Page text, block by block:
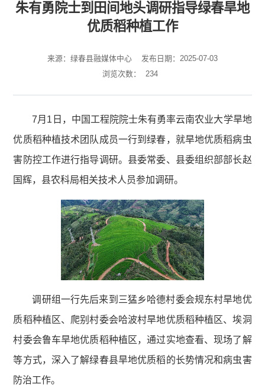
朱有勇院士到田间地头调研指导绿春旱地
优质稻种植工作
来源：绿春县融媒体中心
发布日期：2025-07-03
浏览次数：
234
7月1日，中国工程院院士朱有勇率云南农业大学旱地
优质稻种植技术团队成员一行到绿春，就旱地优质稻病虫
害防控工作进行指导调研。县委常委、县委组织部部长赵
国辉，县农科局相关技术人员参加调研。
调研组一行先后来到三猛乡哈德村委会规东村旱地优
质稻种植区、爬别村委会哈波村旱地优质稻种植区、埃洞
村委会鲁车旱地优质稻种植区，通过实地查看、现场了解
等方式，深入了解绿春县旱地优质稻的长势情况和病虫害
防治工作。